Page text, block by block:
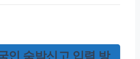
인 숙박신고 입력 방